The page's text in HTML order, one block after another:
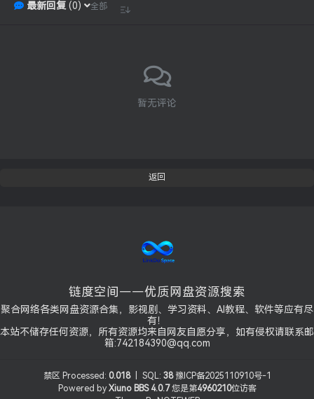
最新回复(0) 全部
暂无评论
返回
链度空间——优质网盘资源搜索
聚合网络各类网盘资源合集，影视剧、学习资料、AI教程、软件等应有尽
有！
本站不储存任何资源，所有资源均来自网友自愿分享，如有侵权请联系邮
箱:742184390@qq.com
禁区 Processed: 0.018 SQL: 38 豫ICP备2025110910号-1
Powered by Xiuno BBS 4.0.7 您是第4960210位访客